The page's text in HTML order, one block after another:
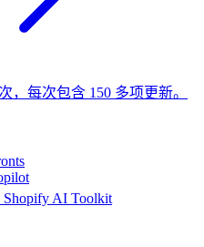
，每次包含 150 多项更新。
AI Toolkit